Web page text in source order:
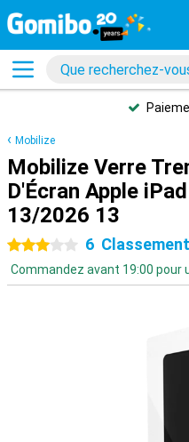
Mobilize
Mobilize Verre
D'Écran Apple
13/2026 13
3 étoiles6 Classement
Commandez avant 19:00 pour